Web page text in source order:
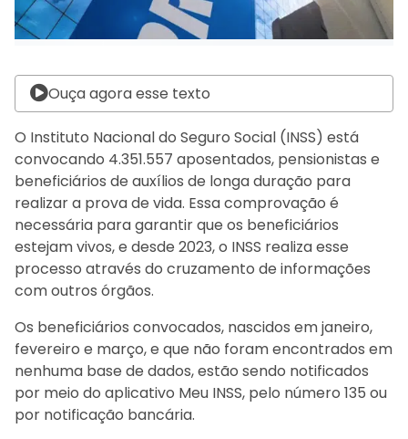
Ouça agora esse texto
O Instituto Nacional do Seguro Social (INSS) está
convocando 4.351.557 aposentados, pensionistas e
beneficiários de auxílios de longa duração para
realizar a prova de vida. Essa comprovação é
necessária para garantir que os beneficiários
estejam vivos, e desde 2023, o INSS realiza esse
processo através do cruzamento de informações
com outros órgãos.
Os beneficiários convocados, nascidos em janeiro,
fevereiro e março, e que não foram encontrados em
nenhuma base de dados, estão sendo notificados
por meio do aplicativo Meu INSS, pelo número 135 ou
por notificação bancária.